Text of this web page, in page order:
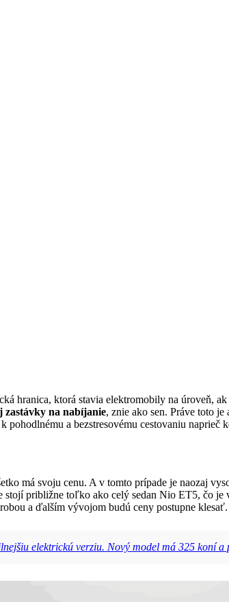
hranica, ktorá stavia elektromobily na úroveň,
zastávky na nabíjanie, znie ako sen. Práve toto
a bezstresovému cestovaniu naprieč
má svoju cenu. A v tomto prípade je naozaj
stojí približne toľko ako celý sedan Nio ET5, čo je
a ďalším vývojom budú ceny postupne klesať.
elektrickú verziu. Nový model má 325 koní a